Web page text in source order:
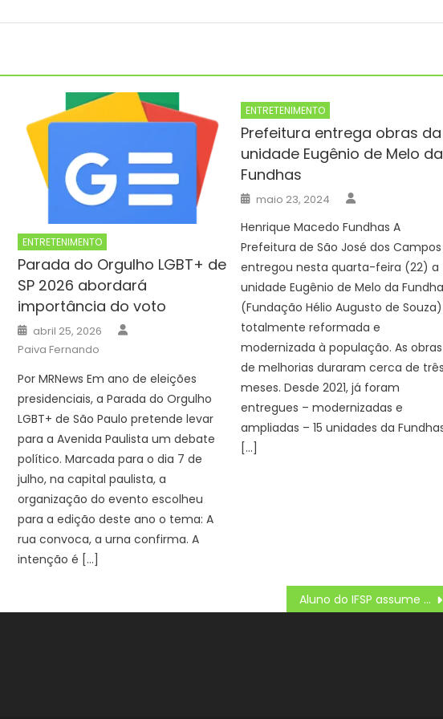
ENTRETENIMENTO
Parada do Orgulho LGBT+ de
SP 2026 abordará
importância do voto
Posted
on
abril 25, 2026
Paiva Fernando
Por MRNews Em ano de eleições
presidenciais, a Parada do Orgulho
LGBT+ de São Paulo pretende levar
para a Avenida Paulista um debate
político. Marcada para o dia 7 de
julho, na capital paulista, a
organização do evento escolheu
para a edição deste ano o tema: A
rua convoca, a urna confirma. A
intenção é […]
ENTRETENIMENTO
Prefeitura entrega obras da
unidade Eugênio de Melo da
Fundhas
Posted
on
maio 23, 2024
Henrique Macedo Fundhas A
Prefeitura de São José dos Campos
entregou nesta quarta-feira (22) a
unidade Eugênio de Melo da
(Fundação Hélio Augusto de Souza)
totalmente reformada e
modernizada à população. As obras
de melhorias duraram cerca de
meses. Desde 2021, já foram
entregues – modernizadas e
ampliadas – 15 unidades da
[…]
Aluno do IFSP assume direção de ônibus escolar e salva colegas – IFSP – Portal Institucional